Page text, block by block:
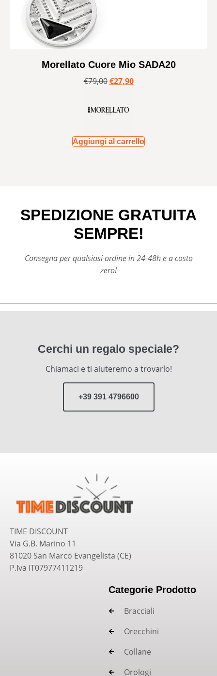
Morellato Cuore Mio SADA20
€79,00 €27,90
Aggiungi al carrello
SPEDIZIONE GRATUITA
SEMPRE!
Consegna per qualsiasi ordine in 24-48h e a costo
zero!
Cerchi un regalo speciale?
Chiamaci e ti aiuteremo a trovarlo!
+39 391 4796600
TIME DISCOUNT
Via G.B. Marino 11
81020 San Marco Evangelista (CE)
P.Iva IT07977411219
Categorie Prodotto
Bracciali
Orecchini
Collane
Orologi